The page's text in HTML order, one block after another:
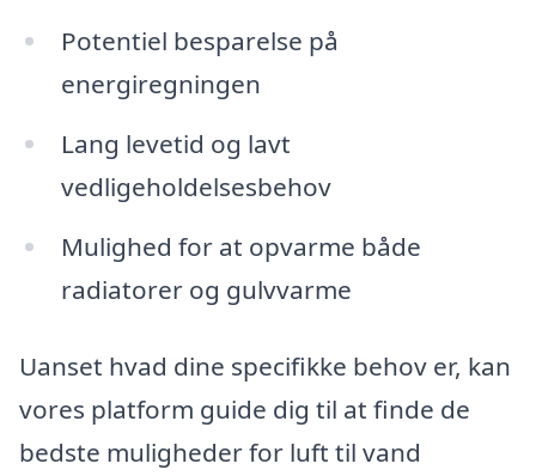
Potentiel besparelse på
energiregningen
Lang levetid og lavt
vedligeholdelsesbehov
Mulighed for at opvarme både
radiatorer og gulvvarme
Uanset hvad dine specifikke behov er, kan
vores platform guide dig til at finde de
bedste muligheder for luft til vand